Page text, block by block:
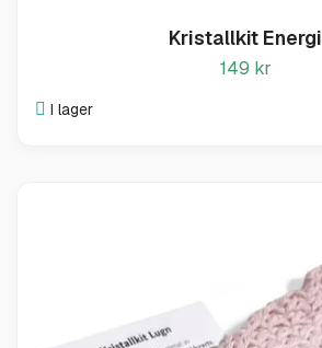
Kristallkit Energi
149 kr
I lager